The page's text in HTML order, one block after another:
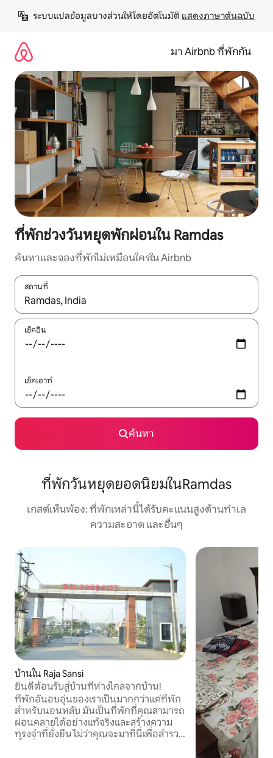
เนื้อหา
ระบบแปลข้อมูลบางส่วนให้โดยอัตโนมัติ แสดงภาษาต้นฉบับ
มา Airbnb ที่พักกัน
ที่พักช่วงวันหยุดพักผ่อนใน Ramdas
ค้นหาและจองที่พักไม่เหมือนใครใน Airbnb
สถานที่
ใช้ลูกศรขึ้นลง หรือใช้การสัมผัสหรือปัด เพื่อสำรวจผลการค้นหา
เช็คอิน
เช็คเอาท์
ค้นหา
ที่พักวันหยุดยอดนิยมในRamdas
เกสต์เห็นพ้อง: ที่พักเหล่านี้ได้รับคะแนนสูงด้านทำเล
ความสะอาด และอื่นๆ
บ้านใน Raja Sansi
ยินดีต้อนรับสู่บ้านที่ห่างไกลจากบ้าน!
ที่พักอันอบอุ่นของเราเป็นมากกว่าแค่ที่พัก
สำหรับนอนหลับ มันเป็นที่พักที่คุณสามารถ
ผ่อนคลายได้อย่างแท้จริงและสร้างความ
ทรงจำที่ยั่งยืน ไม่ว่าคุณจะมาที่นี่เพื่อสำรวจ